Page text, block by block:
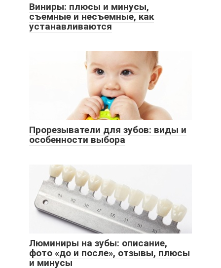
Виниры: плюсы и минусы,
съемные и несъемные, как
устанавливаются
Прорезыватели для зубов: виды и
особенности выбора
Люминиры на зубы: описание,
фото «до и после», отзывы, плюсы
и минусы